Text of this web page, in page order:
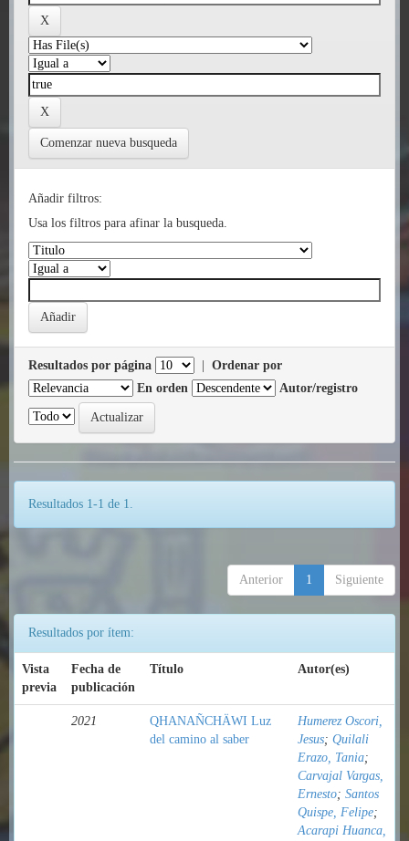
Comenzar nueva busqueda
Añadir filtros:
Usa los filtros para afinar la busqueda.
Resultados por página
Ordenar por
En orden
Autor/registro
Resultados 1-1 de 1.
Anterior 1 Siguiente
Resultados por ítem:
Vista
previa
Fecha de
publicación
Título Autor(es)
2021
QHANAÑCHÄWI Luz
del camino al saber
Humerez Oscori,
Jesus; Quilali
Erazo, Tania;
Carvajal Vargas,
Ernesto; Santos
Quispe, Felipe;
Acarapi Huanca,